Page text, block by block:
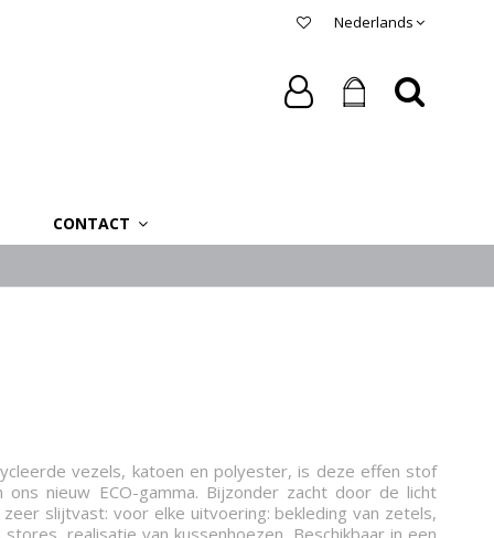
Nederlands
CONTACT
vezels, katoen en polyester, is deze effen stof
ons nieuw ECO-gamma. Bijzonder zacht door de licht
slijtvast: voor elke uitvoering: bekleding van zetels,
realisatie van kussenhoezen. Beschikbaar in een